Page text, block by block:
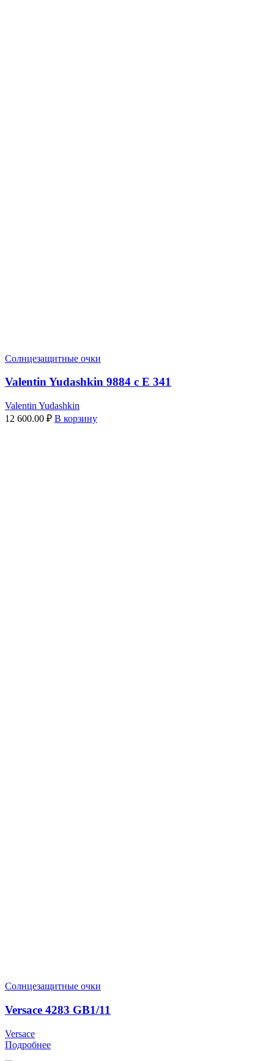
Солнцезащитные очки
Valentin Yudashkin 9884 c E 341
Valentin Yudashkin
12 600.00 ₽ В корзину
Солнцезащитные очки
Versace 4283 GB1/11
Versace
Подробнее